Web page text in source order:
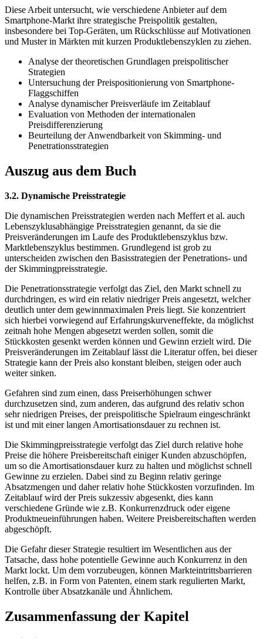
Diese Arbeit untersucht, wie verschiedene Anbieter auf dem
Smartphone-Markt ihre strategische Preispolitik gestalten,
insbesondere bei Top-Geräten, um Rückschlüsse auf Motivationen
und Muster in Märkten mit kurzen Produktlebenszyklen zu ziehen.
Analyse der theoretischen Grundlagen preispolitischer
Strategien
Untersuchung der Preispositionierung von Smartphone-
Flaggschiffen
Analyse dynamischer Preisverläufe im Zeitablauf
Evaluation von Methoden der internationalen
Preisdifferenzierung
Beurteilung der Anwendbarkeit von Skimming- und
Penetrationsstrategien
Auszug aus dem Buch
3.2. Dynamische Preisstrategie
Die dynamischen Preisstrategien werden nach Meffert et al. auch
Lebenszyklusabhängige Preisstrategien genannt, da sie die
Preisveränderungen im Laufe des Produktlebenszyklus bzw.
Marktlebenszyklus bestimmen. Grundlegend ist grob zu
unterscheiden zwischen den Basisstrategien der Penetrations- und
der Skimmingpreisstrategie.
Die Penetrationsstrategie verfolgt das Ziel, den Markt schnell zu
durchdringen, es wird ein relativ niedriger Preis angesetzt, welcher
deutlich unter dem gewinnmaximalen Preis liegt. Sie konzentriert
sich hierbei vorwiegend auf Erfahrungskurveneffekte, da möglichst
zeitnah hohe Mengen abgesetzt werden sollen, somit die
Stückkosten gesenkt werden können und Gewinn erzielt wird. Die
Preisveränderungen im Zeitablauf lässt die Literatur offen, bei dieser
Strategie kann der Preis also konstant bleiben, steigen oder auch
weiter sinken.
Gefahren sind zum einen, dass Preiserhöhungen schwer
durchzusetzen sind, zum anderen, das aufgrund des relativ schon
sehr niedrigen Preises, der preispolitische Spielraum eingeschränkt
ist und mit einer langen Amortisationsdauer zu rechnen ist.
Die Skimmingpreisstrategie verfolgt das Ziel durch relative hohe
Preise die höhere Preisbereitschaft einiger Kunden abzuschöpfen,
um so die Amortisationsdauer kurz zu halten und möglichst schnell
Gewinne zu erzielen. Dabei sind zu Beginn relativ geringe
Absatzmengen und daher relativ hohe Stückkosten vorzufinden. Im
Zeitablauf wird der Preis sukzessiv abgesenkt, dies kann
verschiedene Gründe wie z.B. Konkurrenzdruck oder eigene
Produktneueinführungen haben. Weitere Preisbereitschaften werden
abgeschöpft.
Die Gefahr dieser Strategie resultiert im Wesentlichen aus der
Tatsache, dass hohe potentielle Gewinne auch Konkurrenz in den
Markt lockt. Um dem vorzubeugen, können Markteintrittsbarrieren
helfen, z.B. in Form von Patenten, einem stark regulierten Markt,
Kontrolle über Absatzkanäle und Ähnlichem.
Zusammenfassung der Kapitel